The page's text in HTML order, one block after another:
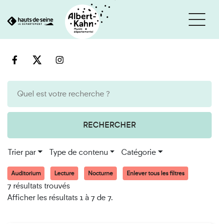
au
RECHERCHER
Trier par Type de contenu Catégorie
Auditorium Lecture Nocturne Enlever tous les filtres
7 résultats trouvés
Afficher les résultats 1 à 7 de 7.
Cookies et traceurs utilisés sur ce site